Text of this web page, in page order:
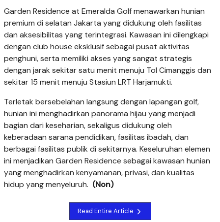
Garden Residence at Emeralda Golf menawarkan hunian
premium di selatan Jakarta yang didukung oleh fasilitas
dan aksesibilitas yang terintegrasi. Kawasan ini dilengkapi
dengan club house eksklusif sebagai pusat aktivitas
penghuni, serta memiliki akses yang sangat strategis
dengan jarak sekitar satu menit menuju Tol Cimanggis dan
sekitar 15 menit menuju Stasiun LRT Harjamukti.
Terletak bersebelahan langsung dengan lapangan golf,
hunian ini menghadirkan panorama hijau yang menjadi
bagian dari keseharian, sekaligus didukung oleh
keberadaan sarana pendidikan, fasilitas ibadah, dan
berbagai fasilitas publik di sekitarnya. Keseluruhan elemen
ini menjadikan Garden Residence sebagai kawasan hunian
yang menghadirkan kenyamanan, privasi, dan kualitas
hidup yang menyeluruh. (Non)
Read Entire Article